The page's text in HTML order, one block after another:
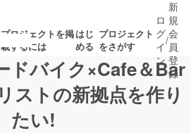
プロジェクトを掲
載するには
はじ
める
プロジェクト
をさがす
新着プロ募集終了が近いプ
ロ
グ
イ
ン
/
新
規
会
員
登
録
ドバイク×Cafe＆Bar
ストの新拠点を作り
たい!